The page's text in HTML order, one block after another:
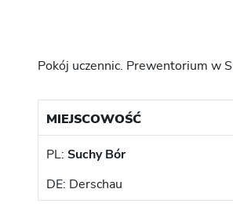
Pokój uczennic. Prewentorium w
MIEJSCOWOŚĆ
PL: Suchy Bór
DE: Derschau